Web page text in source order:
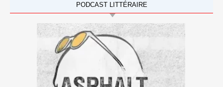
PODCAST LITTÉRAIRE